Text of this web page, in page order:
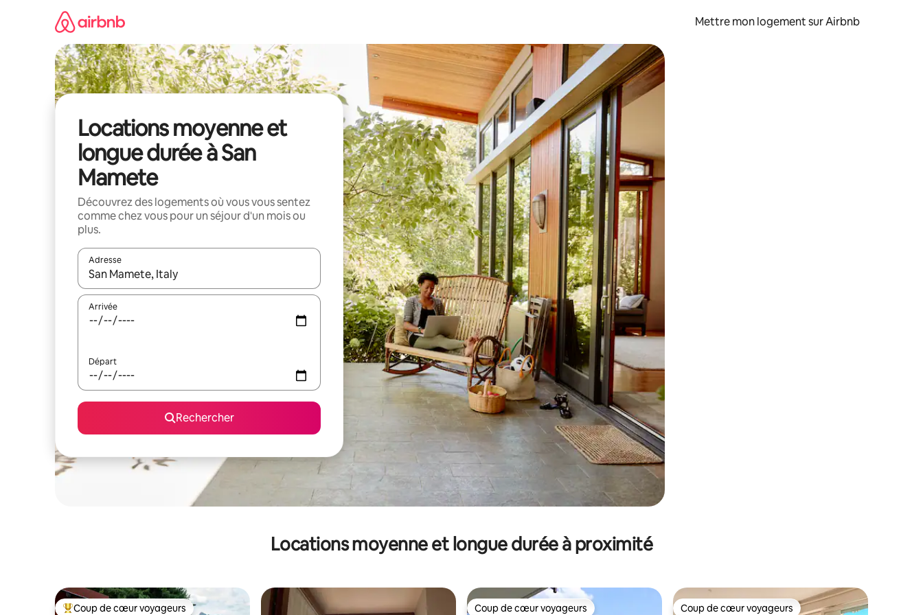
Mettre mon logement sur Airbnb
Locations moyenne et
longue durée à San
Mamete
Découvrez des logements où vous vous sentez
comme chez vous pour un séjour d'un mois ou
plus.
Adresse
Lorsque les résultats s'affichent, utilisez les flèches vers le haut et vers le bas pour les parcourir ou en appuyant et en faisant glisser.
Arrivée
Départ
Rechercher
Locations moyenne et longue durée à proximité
Coup de cœur voyageurs Coup de cœur voyageurs Coup de cœur voyageurs